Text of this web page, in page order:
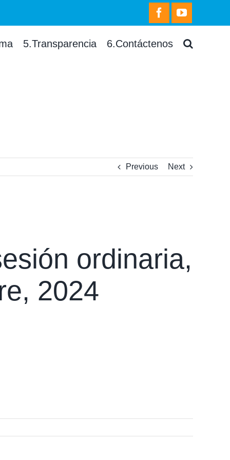
facebookyoutube
5.Transparencia 6.Contáctenos
Previous Next
ordinaria,
2024